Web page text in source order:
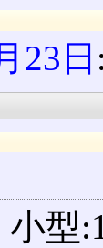
23日
型